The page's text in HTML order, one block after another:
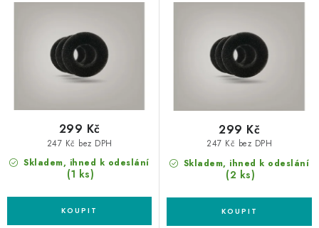
Věrnostní program
Všeobecné obchodní podmínky
Podmínky ochrany osobních údajů
Mapa serveru
d
o
ů
Skladem, ihned k odeslání
(1 ks)
247 Kč bez DPH
299 Kč
Skladem, ihned k odeslání
(2 ks)
247 Kč bez DPH
299 Kč